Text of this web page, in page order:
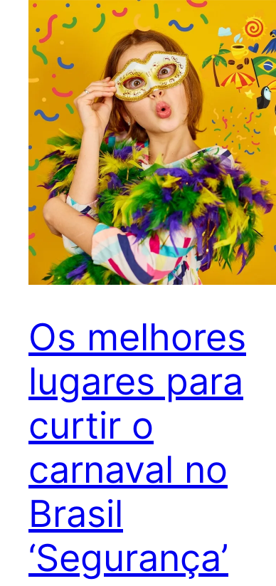
Os melhores
lugares para
curtir o
carnaval no
Brasil
‘Segurança’